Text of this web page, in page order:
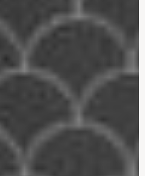
Badeværelsegulv- og
køkkengulvbelægning
Indervægge i din bolig
teknologien flytter ind!